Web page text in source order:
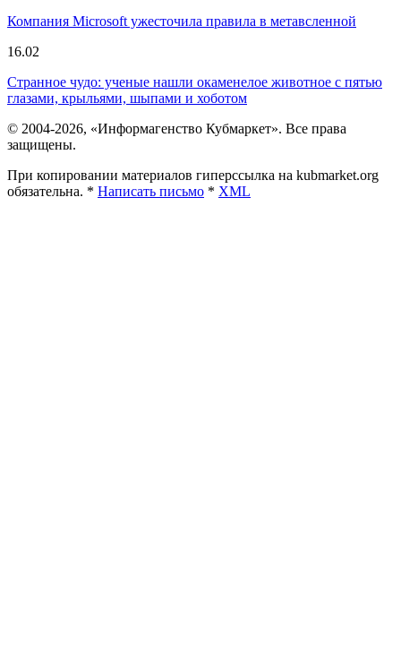
Компания Microsoft ужесточила правила в метавсленной
16.02
Странное чудо: ученые нашли окаменелое животное с пятью
глазами, крыльями, шыпами и хоботом
© 2004-2026, «Информагенство Кубмаркет». Все права
защищены.
При копировании материалов гиперссылка на kubmarket.org
обязательна. * Написать письмо * XML